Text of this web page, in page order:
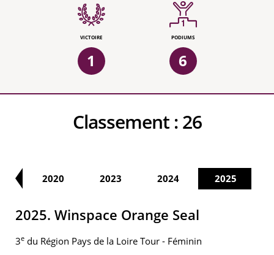
VICTOIRE
1
PODIUMS
6
Classement :26
2020 2023 2024 2025
2025. Winspace Orange Seal
3e du Région Pays de la Loire Tour - Féminin